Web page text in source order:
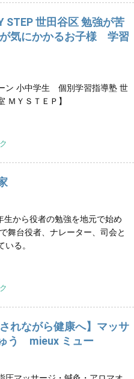
見海岸のすぐ近くにあるサーフ
気にかかるお子様 学習
ン 小中学生 個別学習指導塾 世
ＭＹＳＴＥＰ】